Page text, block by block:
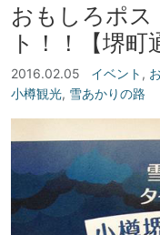
おもしろポ
ト！！【堺町
2016.02.05 イベント ,
小樽観光, 雪あかりの路